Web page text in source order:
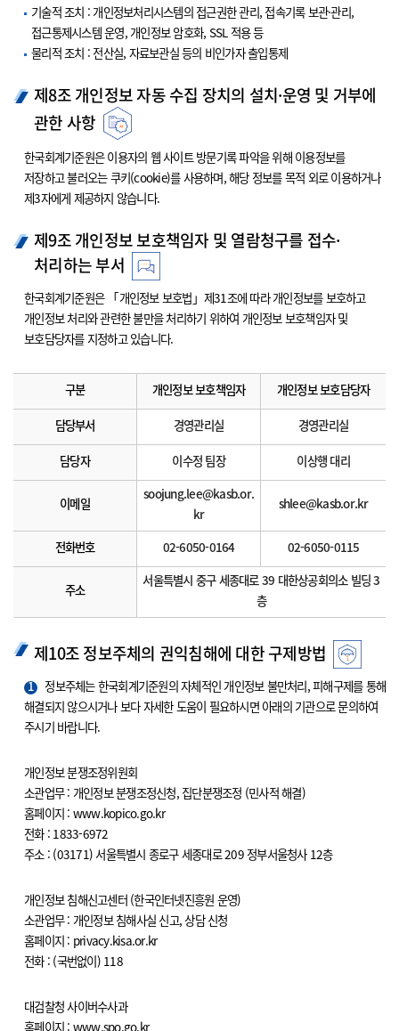
기술적 조치 : 개인정보처리시스템의 접근권한 관리, 접속기록 보관·관리,
접근통제시스템 운영, 개인정보 암호화, SSL 적용 등
물리적 조치 : 전산실, 자료보관실 등의 비인가자 출입통제
제8조 개인정보 자동 수집 장치의 설치·운영 및 거부에
관한 사항
한국회계기준원은 이용자의 웹 사이트 방문기록 파악을 위해 이용정보를
저장하고 불러오는 쿠키(cookie)를 사용하며, 해당 정보를 목적 외로 이용하거나
제3자에게 제공하지 않습니다.
제9조 개인정보 보호책임자 및 열람청구를 접수·
처리하는 부서
한국회계기준원은 「개인정보 보호법」제31조에 따라 개인정보를 보호하고
개인정보 처리와 관련한 불만을 처리하기 위하여 개인정보 보호책임자 및
보호담당자를 지정하고 있습니다.
구분 개인정보 보호책임자 개인정보 보호담당자
담당부서 경영관리실 경영관리실
담당자 이수정 팀장 이상행 대리
이메일
soojung.lee@kasb.or.
kr
shlee@kasb.or.kr
전화번호 02-6050-0164 02-6050-0115
주소
서울특별시 중구 세종대로 39 대한상공회의소 빌딩 3
층
제10조 정보주체의 권익침해에 대한 구제방법
1
정보주체는 한국회계기준원의 자체적인 개인정보 불만처리, 피해구제를 통해
해결되지 않으시거나 보다 자세한 도움이 필요하시면 아래의 기관으로 문의하여
주시기 바랍니다.
개인정보 분쟁조정위원회
소관업무 : 개인정보 분쟁조정신청, 집단분쟁조정 (민사적 해결)
홈페이지 : www.kopico.go.kr
전화 : 1833-6972
주소 : (03171) 서울특별시 종로구 세종대로 209 정부서울청사 12층
개인정보 침해신고센터 (한국인터넷진흥원 운영)
소관업무 : 개인정보 침해사실 신고, 상담 신청
홈페이지 : privacy.kisa.or.kr
전화 : (국번없이) 118
대검찰청 사이버수사과
홈페이지 : www.spo.go.kr